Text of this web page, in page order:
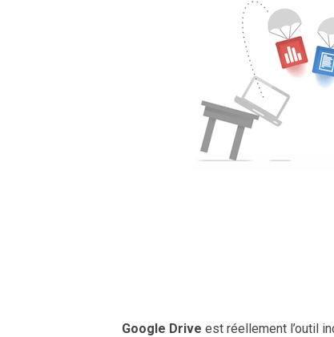
Google Drive est réellement l’outil